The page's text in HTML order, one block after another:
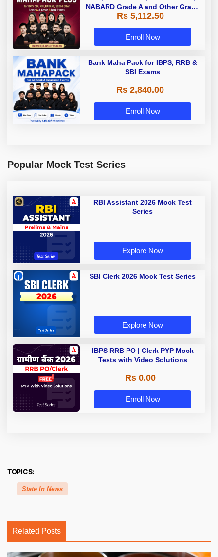
NABARD Grade A and Other Grade
A & Grade B Bank Exams
Rs 5,112.50
Enroll Now
Bank Maha Pack for IBPS, RRB &
SBI Exams
Rs 2,840.00
Enroll Now
Popular Mock Test Series
RBI Assistant 2026 Mock Test
Series
Explore Now
SBI Clerk 2026 Mock Test Series
Explore Now
IBPS RRB PO | Clerk PYP Mock
Tests with Video Solutions
Rs 0.00
Enroll Now
TOPICS:
State In News
Related Posts